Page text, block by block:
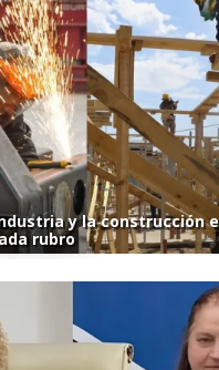
y la construcción
rubro